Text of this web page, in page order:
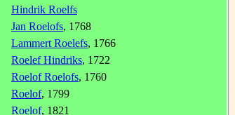
Hindrik Roelfs
Jan Roelofs, 1768
Lammert Roelefs, 1766
Roelef Hindriks, 1722
Roelof Roelofs, 1760
Roelof, 1799
Roelof, 1821